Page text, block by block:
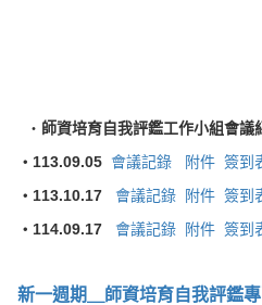
‧ 師資培育自我評鑑工作小組會議
・113.09.05 會議記錄 附件 簽到
・113.10.17
會議記錄 附件 簽到
・114.09.17
會議記錄 附件 簽到
新一週期＿師資培育自我評鑑